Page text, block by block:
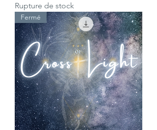
Rupture de stock
Fermé